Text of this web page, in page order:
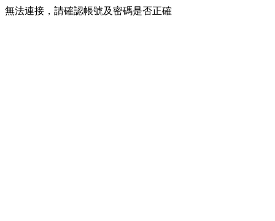
無法連接，請確認帳號及密碼是否正確